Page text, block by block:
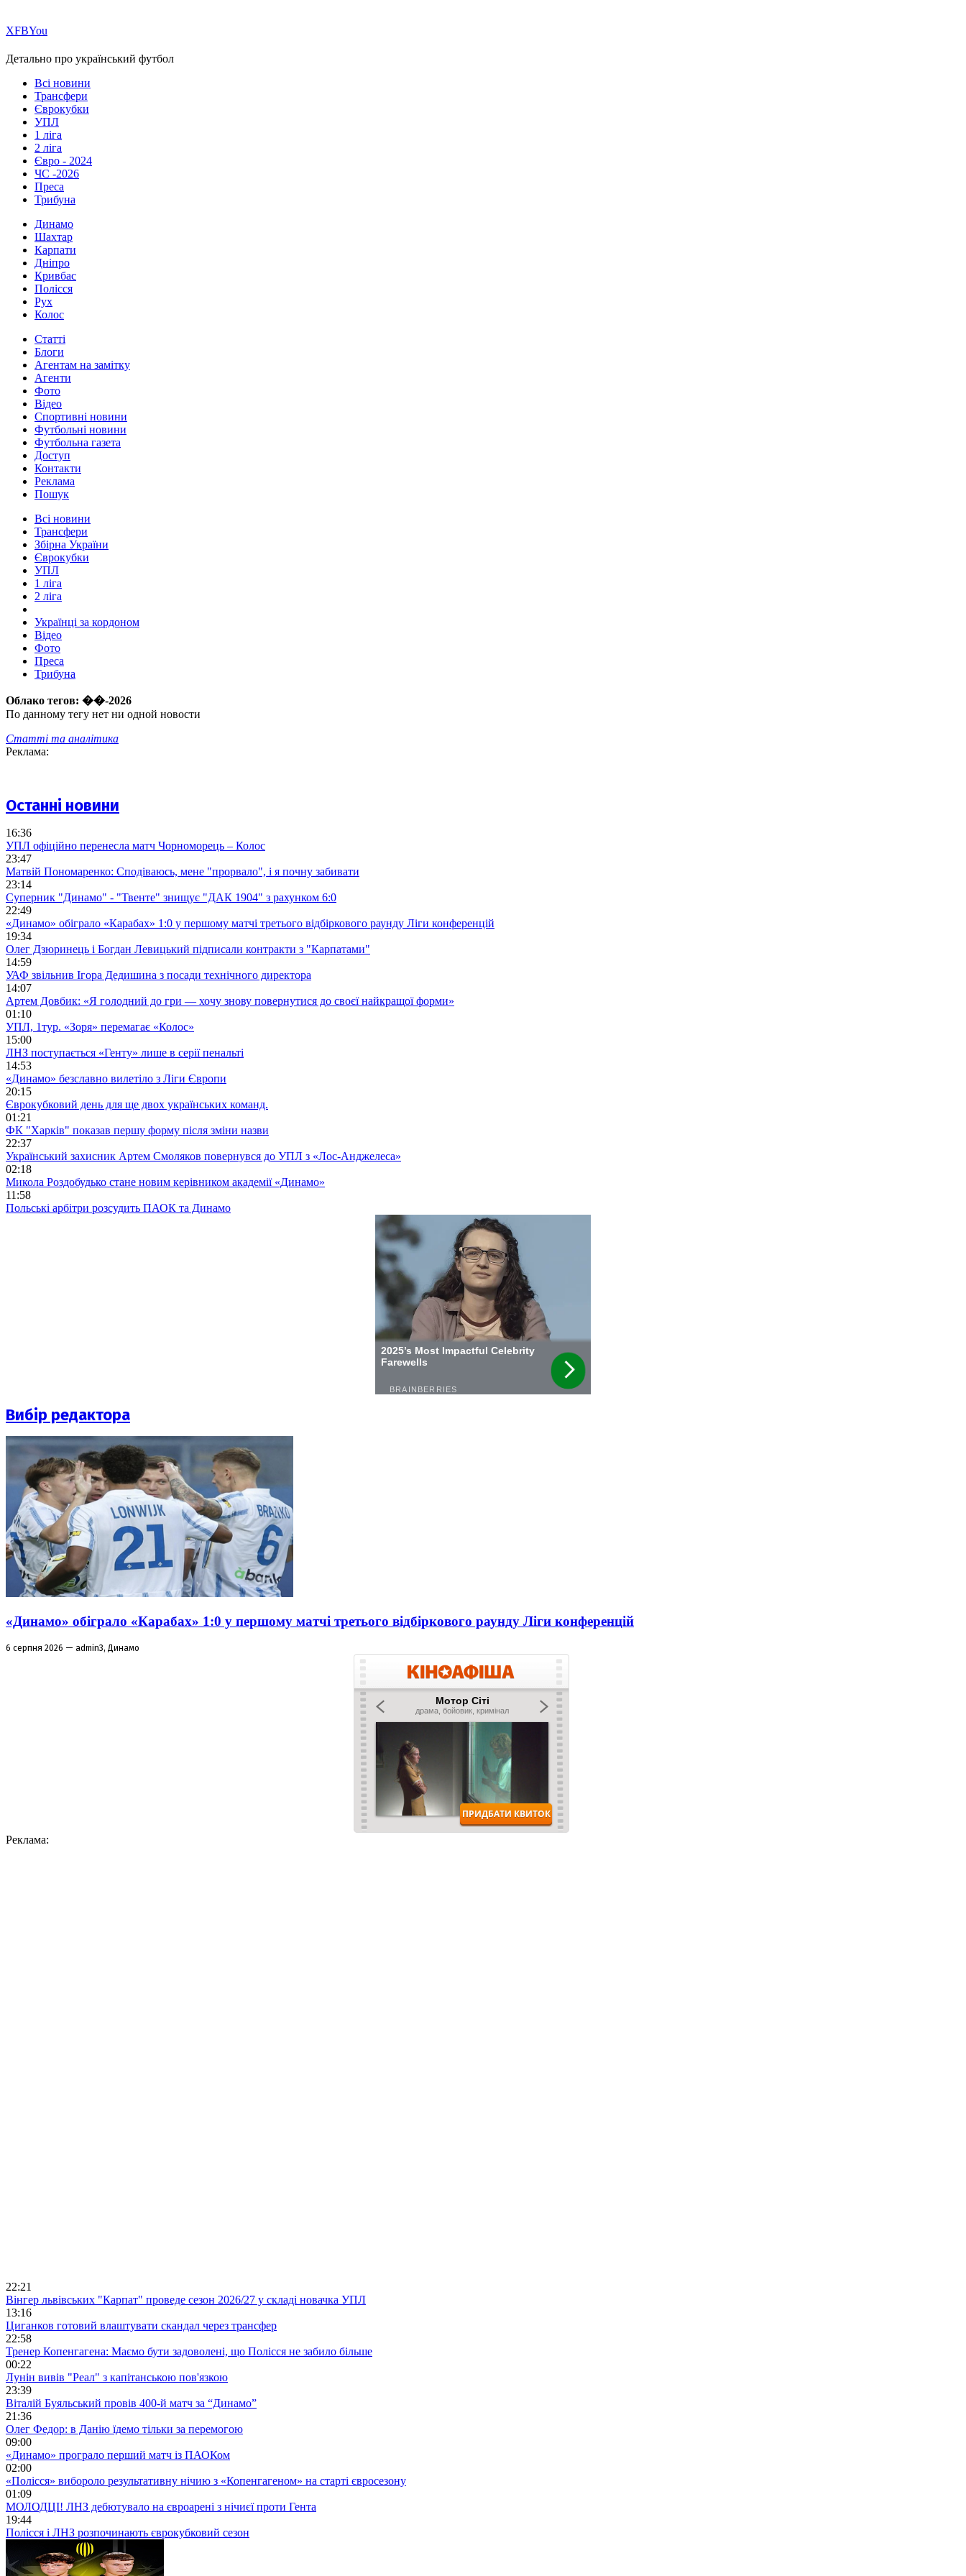
ХFBYou
Детально про український футбол
Всі новини
Трансфери
Єврокубки
УПЛ
1 ліга
2 ліга
Євро - 2024
ЧС -2026
Преса
Трибуна
Динамо
Шахтар
Карпати
Дніпро
Кривбас
Полісся
Рух
Колос
Статті
Блоги
Агентам на замітку
Агенти
Фото
Відео
Спортивні новини
Футбольні новини
Футбольна газета
Доступ
Контакти
Реклама
Пошук
Всі новини
Трансфери
Збірна України
Єврокубки
УПЛ
1 ліга
2 ліга
Українці за кордоном
Відео
Фото
Преса
Трибуна
Облако тегов: ��-2026
По данному тегу нет ни одной новости
Статті та аналітика
Реклама:
Останні новини
16:36
УПЛ офіційно перенесла матч Чорноморець – Колос
23:47
Матвій Пономаренко: Сподіваюсь, мене "прорвало", і я почну забивати
23:14
Суперник "Динамо" - "Твенте" знищує "ДАК 1904" з рахунком 6:0
22:49
«Динамо» обіграло «Карабах» 1:0 у першому матчі третього відбіркового раунду Ліги конференцій
19:34
Олег Дзюринець і Богдан Левицький підписали контракти з "Карпатами"
14:59
УАФ звільнив Ігора Дедишина з посади технічного директора
14:07
Артем Довбик: «Я голодний до гри — хочу знову повернутися до своєї найкращої форми»
01:10
УПЛ, 1тур. «Зоря» перемагає «Колос»
15:00
ЛНЗ поступається «Генту» лише в серії пенальті
14:53
«Динамо» безславно вилетіло з Ліги Європи
20:15
Єврокубковий день для ще двох українських команд.
01:21
ФК "Харків" показав першу форму після зміни назви
22:37
Український захисник Артем Смоляков повернувся до УПЛ з «Лос-Анджелеса»
02:18
Микола Роздобудько стане новим керівником академії «Динамо»
11:58
Польські арбітри розсудить ПАОК та Динамо
Вибір редактора
«Динамо» обіграло «Карабах» 1:0 у першому матчі третього відбіркового раунду Ліги конференцій
6 серпня 2026 — admin3, Динамо
Реклама:
22:21
Вінгер львівських "Карпат" проведе сезон 2026/27 у складі новачка УПЛ
13:16
Циганков готовий влаштувати скандал через трансфер
22:58
Тренер Копенгагена: Маємо бути задоволені, що Полісся не забило більше
00:22
Лунін вивів "Реал" з капітанською пов'язкою
23:39
Віталій Буяльський провів 400-й матч за “Динамо”
21:36
Олег Федор: в Данію їдемо тільки за перемогою
09:00
«Динамо» програло перший матч із ПАОКом
02:00
«Полісся» вибороло результативну нічию з «Копенгагеном» на старті євросезону
01:09
МОЛОДЦІ! ЛНЗ дебютувало на євроарені з нічиєї проти Гента
19:44
Полісся і ЛНЗ розпочинають єврокубковий сезон